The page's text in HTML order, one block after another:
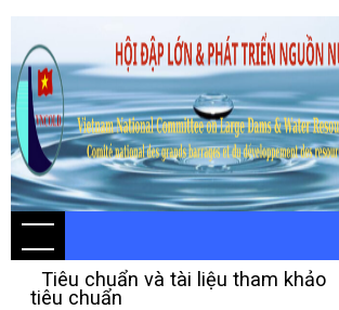
Tiêu chuẩn và tài liệu tham khảo
tiêu chuẩn